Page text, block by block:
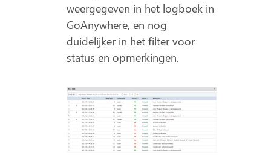
weergegeven in het logboek in
GoAnywhere, en nog
duidelijker in het filter voor
status en opmerkingen.